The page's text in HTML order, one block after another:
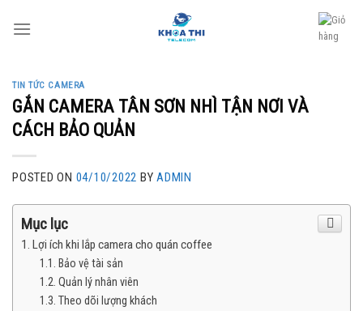
TIN TỨC CAMERA
GẮN CAMERA TÂN SƠN NHÌ TẬN NƠI VÀ
CÁCH BẢO QUẢN
POSTED ON 04/10/2022 BY ADMIN
Mục lục
Lợi ích khi lắp camera cho quán coffee
Bảo vệ tài sản
Quản lý nhân viên
Theo dõi lượng khách